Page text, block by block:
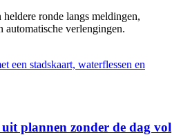
ronde langs meldingen,
automatische verlengingen.
plannen zonder de dag vol